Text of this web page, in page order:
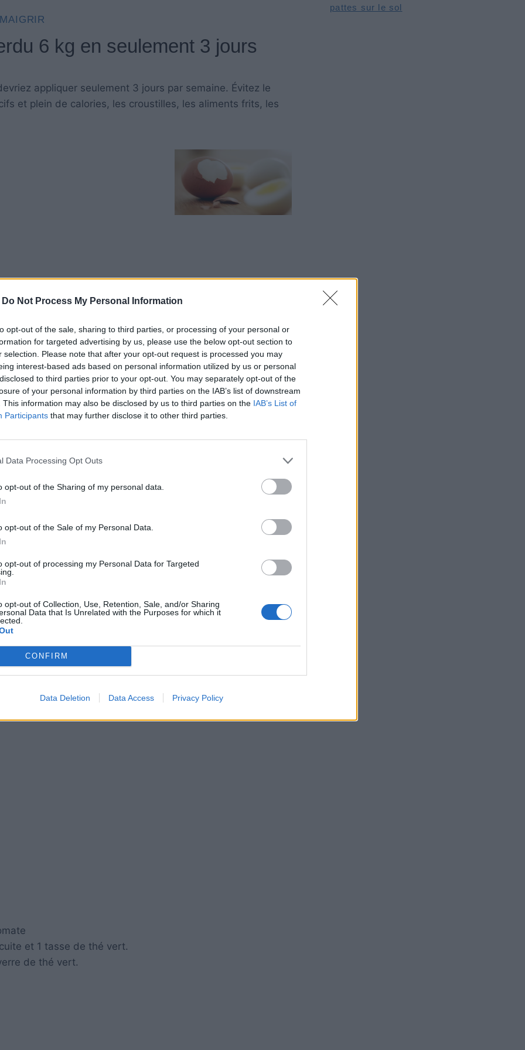
Do Not Process My Personal Information
opt-out of the sale, sharing to third parties, or processing of your personal or
for targeted advertising by us, please use the below opt-out section to
selection. Please note that after your opt-out request is processed you may
interest-based ads based on personal information utilized by us or personal
to third parties prior to your opt-out. You may separately opt-out of the
of your personal information by third parties on the IAB’s list of downstream
This information may also be disclosed by us to third parties on the IAB’s List of
Participants that may further disclose it to other third parties.
Data Processing Opt Outs
opt-out of the Sharing of my personal data.
opt-out of the Sale of my Personal Data.
opt-out of processing my Personal Data for Targeted
opt-out of Collection, Use, Retention, Sale, and/or Sharing
Data that Is Unrelated with the Purposes for which it
CONFIRM
Data Deletion Data Access Privacy Policy
MAIGRIR
6 kg en seulement 3 jours
appliquer seulement 3 jours par semaine. Évitez le
et plein de calories, les croustilles, les aliments frits, les
thé vert sans sucre.
cuit au four et 1 verre de thé vert.
petits pois, haricots verts, etc.) avec 1 tasse de thé vert.
vert.
sans peau et 1 verre de thé vert.
et 1 tasse de lait faible en gras.
et 1 tasse de thé vert.
de thé vert.
pattes sur le sol